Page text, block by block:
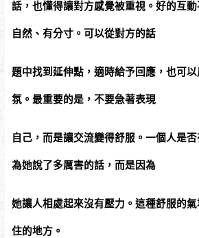
話，也懂得讓對方感覺被重視。好的互
自然、有分寸。可以從對方的話
題中找到延伸點，適時給予回應，也可
氛。最重要的是，不要急著表現
自己，而是讓交流變得舒服。一個人是
為她說了多厲害的話，而是因為
她讓人相處起來沒有壓力。這種舒服的
住的地方。